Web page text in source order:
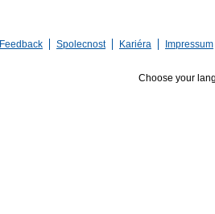
Feedback Spolecnost Kariéra Impressum
Choose your